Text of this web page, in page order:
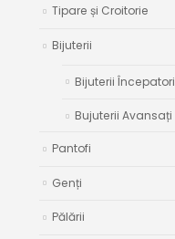
Tipare și Croitorie
Bijuterii
Bijuterii Începatori
Bujuterii Avansați
Pantofi
Genți
Pălării